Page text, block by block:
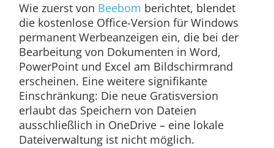
Wie zuerst von Beebom berichtet, blendet
die kostenlose Office-Version für Windows
permanent Werbeanzeigen ein, die bei der
Bearbeitung von Dokumenten in Word,
PowerPoint und Excel am Bildschirmrand
erscheinen. Eine weitere signifikante
Einschränkung: Die neue Gratisversion
erlaubt das Speichern von Dateien
ausschließlich in OneDrive – eine lokale
Dateiverwaltung ist nicht möglich.